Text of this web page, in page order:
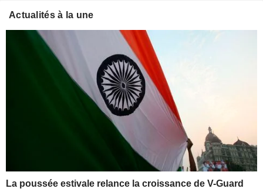
Actualités à la une
La poussée estivale relance la croissance de V-Guard